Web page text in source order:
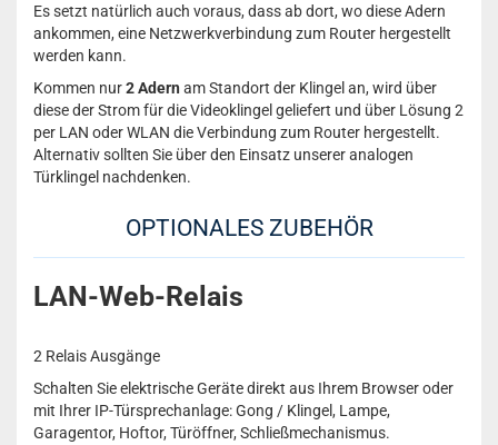
Es setzt natürlich auch voraus, dass ab dort, wo diese Adern
ankommen, eine Netzwerkverbindung zum Router hergestellt
werden kann.
Kommen nur2 Adern am Standort der Klingel an, wird über
diese der Strom für die Videoklingel geliefert und über Lösung 2
per LAN oder WLAN die Verbindung zum Router hergestellt.
Alternativ sollten Sie über den Einsatz unserer analogen
Türklingel nachdenken.
OPTIONALES ZUBEHÖR
LAN-Web-Relais
2 Relais Ausgänge
Schalten Sie elektrische Geräte direkt aus Ihrem Browser oder
mit Ihrer IP-Türsprechanlage: Gong / Klingel, Lampe,
Garagentor, Hoftor, Türöffner, Schließmechanismus.